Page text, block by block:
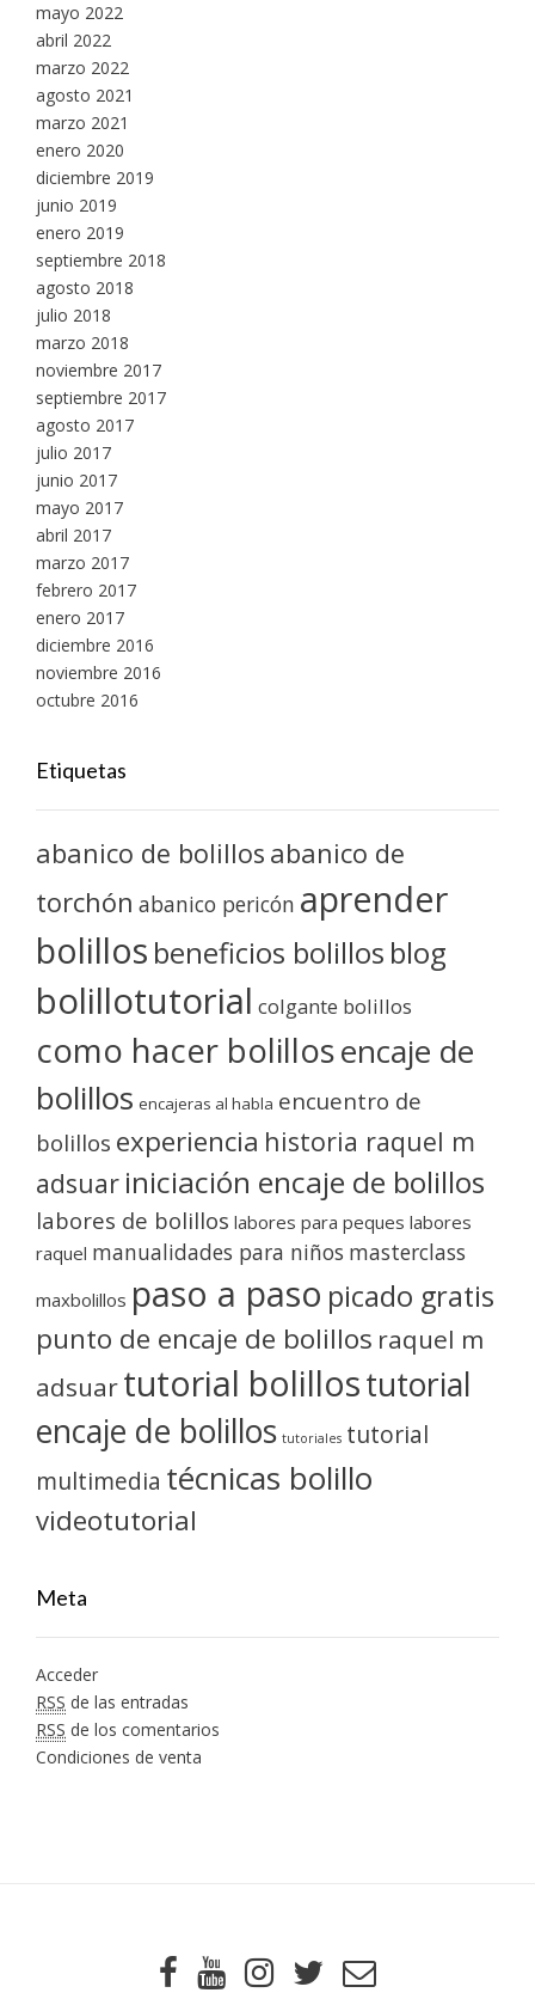
mayo 2022
abril 2022
marzo 2022
agosto 2021
marzo 2021
enero 2020
diciembre 2019
junio 2019
enero 2019
septiembre 2018
agosto 2018
julio 2018
marzo 2018
noviembre 2017
septiembre 2017
agosto 2017
julio 2017
junio 2017
mayo 2017
abril 2017
marzo 2017
febrero 2017
enero 2017
diciembre 2016
noviembre 2016
octubre 2016
Etiquetas
abanico de bolillos abanico de
torchón abanico pericón aprender
bolillos beneficios bolillos blog
bolillotutorial colgante bolillos
como hacer bolillosencaje de
bolillos encajeras al habla encuentro de
bolillos experiencia historia raquel m
adsuar iniciación encaje de bolillos
labores de bolillos labores para peques labores
raquel manualidades para niños masterclass
maxbolillos paso a paso picado gratis
punto de encaje de bolillos raquel m
adsuartutorial bolillostutorial
encaje de bolillos tutoriales tutorial
multimedia técnicas bolillo
videotutorial
Meta
Acceder
RSS de las entradas
RSS de los comentarios
Condiciones de venta